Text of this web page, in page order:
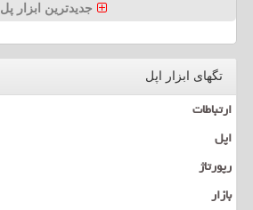
جدیدترین ابزار پل
تگهای ابزار اپل
ارتباطات
اپل
رپورتاژ
بازار